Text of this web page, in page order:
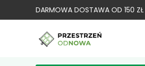
DARMOWA DOSTAWA OD 150 ZŁ